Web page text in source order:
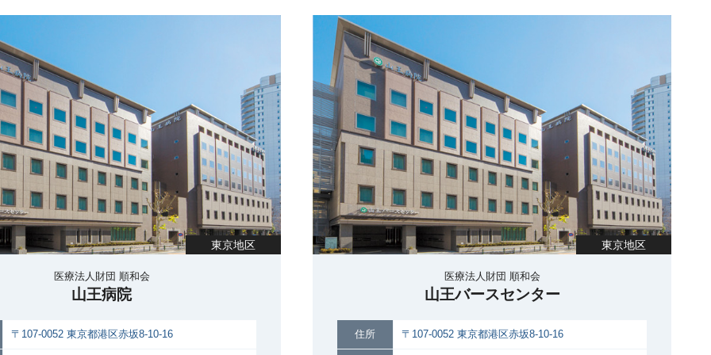
東京地区
医療法人財団 順和会
山王病院
〒107-0052 東京都港区赤坂8-10-16
東京地区
医療法人財団 順和会
山王バースセンター
住所 〒107-0052 東京都港区赤坂8-10-16